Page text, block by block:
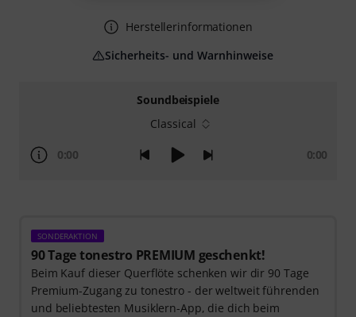
Soundbeispiele
Classical
0:00 0:00
SONDERAKTION
90 Tage tonestro PREMIUM geschenkt!
Beim Kauf dieser Querflöte schenken wir dir 90 Tage
Premium-Zugang zu tonestro - der weltweit führenden
und beliebtesten Musiklern-App, die dich beim
Herstellerinformationen
Sicherheits- und Warnhinweise